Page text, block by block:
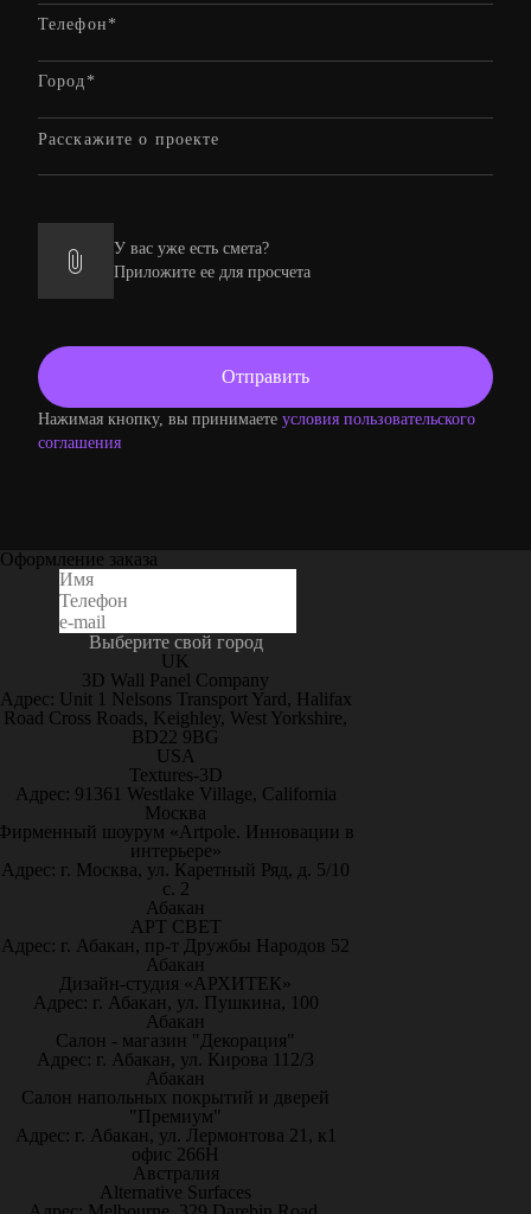
У вас уже есть смета?
Приложите ее для просчета
Нажимая кнопку, вы принимаете условия пользовательского
соглашения
Оформление заказа
Выберите свой город
UK
3D Wall Panel Company
Адрес: Unit 1 Nelsons Transport Yard, Halifax
Road Cross Roads, Keighley, West Yorkshire,
BD22 9BG
USA
Textures-3D
Адрес: 91361 Westlake Village, California
Москва
шоурум «Artpole. Инновации в
интерьере»
Адрес: г. Москва, ул. Каретный Ряд, д. 5/10
с. 2
Абакан
АРТ СВЕТ
Адрес: г. Абакан, пр-т Дружбы Народов 52
Абакан
Дизайн-студия «АРХИТЕК»
Адрес: г. Абакан, ул. Пушкина, 100
Абакан
Салон - магазин "Декорация"
Адрес: г. Абакан, ул. Кирова 112/3
Абакан
Салон напольных покрытий и дверей
"Премиум"
Адрес: г. Абакан, ул. Лермонтова 21, к1
офис 266Н
Австралия
Alternative Surfaces